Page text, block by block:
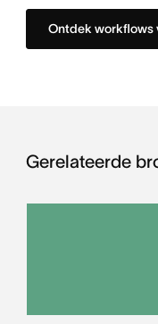
Ontdek workflows
Gerelateerde